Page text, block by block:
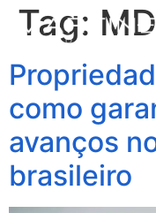
Tag:
como
avanços
brasileiro